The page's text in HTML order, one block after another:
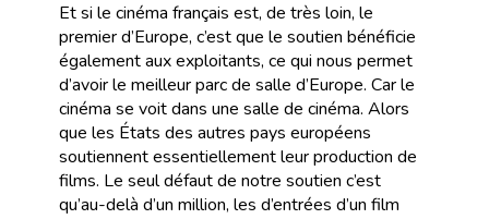
Et si le cinéma français est, de très loin, le
premier d’Europe, c’est que le soutien bénéficie
également aux exploitants, ce qui nous permet
d’avoir le meilleur parc de salle d’Europe. Car le
cinéma se voit dans une salle de cinéma. Alors
que les États des autres pays européens
soutiennent essentiellement leur production de
films. Le seul défaut de notre soutien c’est
qu’au-delà d’un million, les d’entrées d’un film